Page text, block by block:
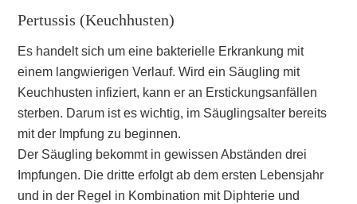
Pertussis (Keuchhusten)
Es handelt sich um eine bakterielle Erkrankung mit
einem langwierigen Verlauf. Wird ein Säugling mit
Keuchhusten infiziert, kann er an Erstickungsanfällen
sterben. Darum ist es wichtig, im Säuglingsalter bereits
mit der Impfung zu beginnen.
Der Säugling bekommt in gewissen Abständen drei
Impfungen. Die dritte erfolgt ab dem ersten Lebensjahr
und in der Regel in Kombination mit Diphterie und